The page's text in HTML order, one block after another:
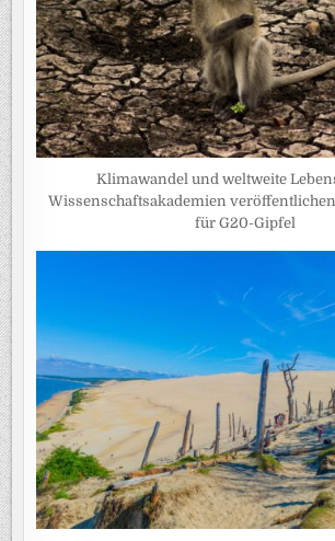
Klimawandel und weltweite
Wissenschaftsakademien
für G20-Gipfel